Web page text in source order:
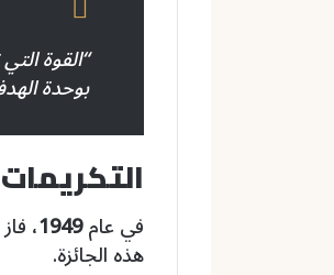
“القوة
بوحدة
في عام1949، فاز
هذه الجائزة.